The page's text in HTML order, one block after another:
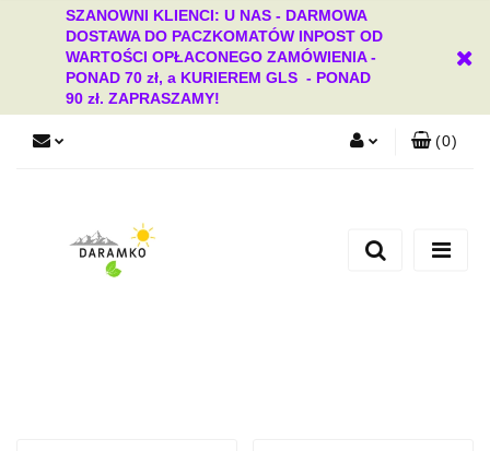
SZANOWNI KLIENCI: U NAS - DARMOWA
DOSTAWA DO PACZKOMATÓW INPOST OD
WARTOŚCI OPŁACONEGO ZAMÓWIENIA -
PONAD 70 zł, a KURIEREM GLS - PONAD
90 zł. ZAPRASZAMY!
Dodaj zgłoszenie
(0)